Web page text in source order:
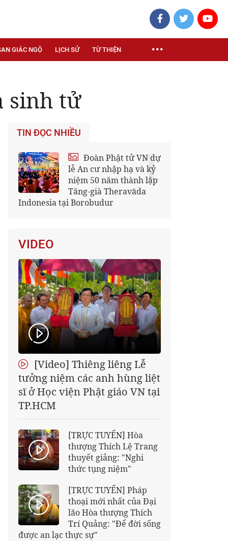
GIÁC NGỘ LỊCH SỬ TỪ THIỆN
sinh tử
TIN ĐỌC NHIỀU
Đoàn Phật tử VN dự
lễ An cư nhập hạ và kỷ
niệm 50 năm thành lập
Tăng-già Theravāda
Indonesia tại Borobudur
1
VIDEO
[Video] Thiêng liêng Lễ
tưởng niệm các anh hùng liệt
sĩ ở Học viện Phật giáo VN tại
TP.HCM
[TRỰC TUYẾN] Hòa
thượng Thích Lệ Trang
thuyết giảng: "Nghi
thức tụng niệm"
[TRỰC TUYẾN] Pháp
thoại mới nhất của Đại
lão Hòa thượng Thích
Trí Quảng: "Để đời sống
được an lạc thực sự"